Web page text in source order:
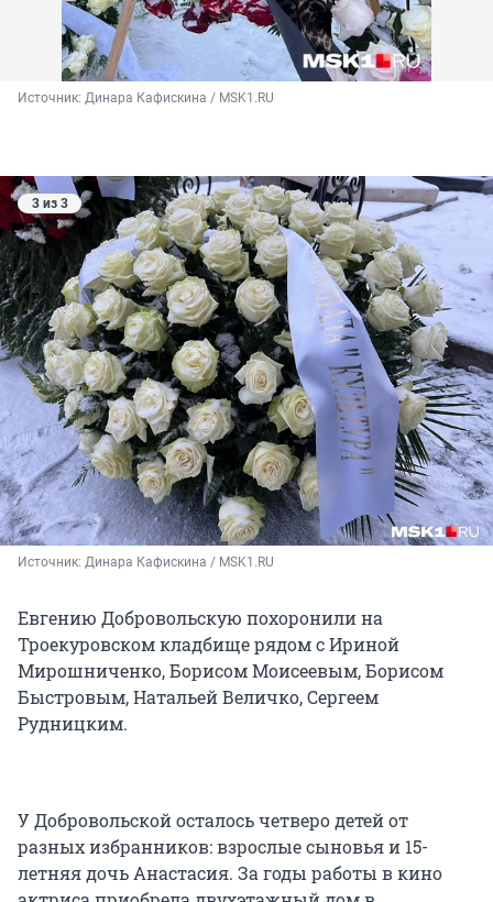
Источник: Динара Кафискина / MSK1.RU
3 из 3
Источник: Динара Кафискина / MSK1.RU
Евгению Добровольскую похоронили на
Троекуровском кладбище рядом с Ириной
Мирошниченко, Борисом Моисеевым, Борисом
Быстровым, Натальей Величко, Сергеем
Рудницким.
У Добровольской осталось четверо детей от
разных избранников: взрослые сыновья и 15-
летняя дочь Анастасия. За годы работы в кино